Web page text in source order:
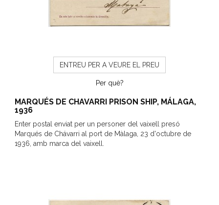
ENTREU PER A VEURE EL PREU
Per què?
MARQUÉS DE CHAVARRI PRISON SHIP, MÁLAGA,
1936
Enter postal enviat per un personer del vaixell presó
Marqués de Chávarri al port de Màlaga, 23 d'octubre de
1936, amb marca del vaixell.